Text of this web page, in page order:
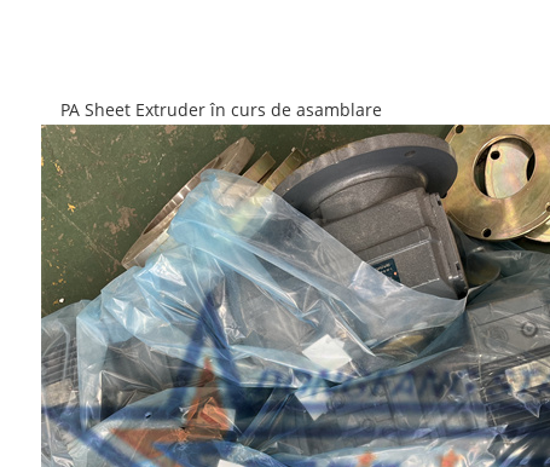
PA Sheet Extruder în curs de asamblare